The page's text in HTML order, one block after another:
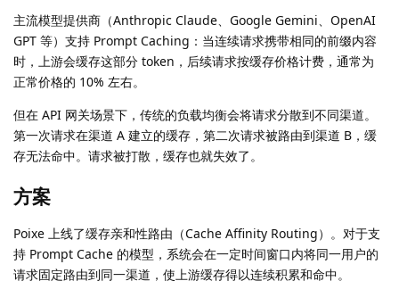
主流模型提供商（Anthropic Claude、Google Gemini、OpenAI
GPT 等）支持 Prompt Caching：当连续请求携带相同的前缀内容
时，上游会缓存这部分 token，后续请求按缓存价格计费，通常为
正常价格的 10% 左右。
但在 API 网关场景下，传统的负载均衡会将请求分散到不同渠道。
第一次请求在渠道 A 建立的缓存，第二次请求被路由到渠道 B，缓
存无法命中。请求被打散，缓存也就失效了。
方案
Poixe 上线了缓存亲和性路由（Cache Affinity Routing）。对于支
持 Prompt Cache 的模型，系统会在一定时间窗口内将同一用户的
请求固定路由到同一渠道，使上游缓存得以连续积累和命中。